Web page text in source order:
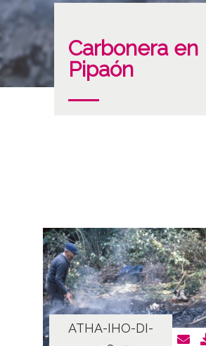
Carbonera en
Pipaón
ATHA-IHO-DI-